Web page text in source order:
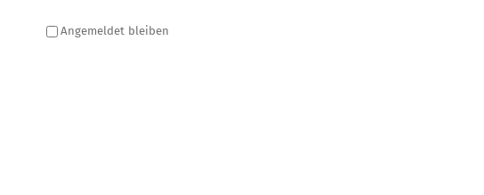
Angemeldet bleiben